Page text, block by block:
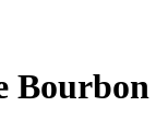
Bourbon